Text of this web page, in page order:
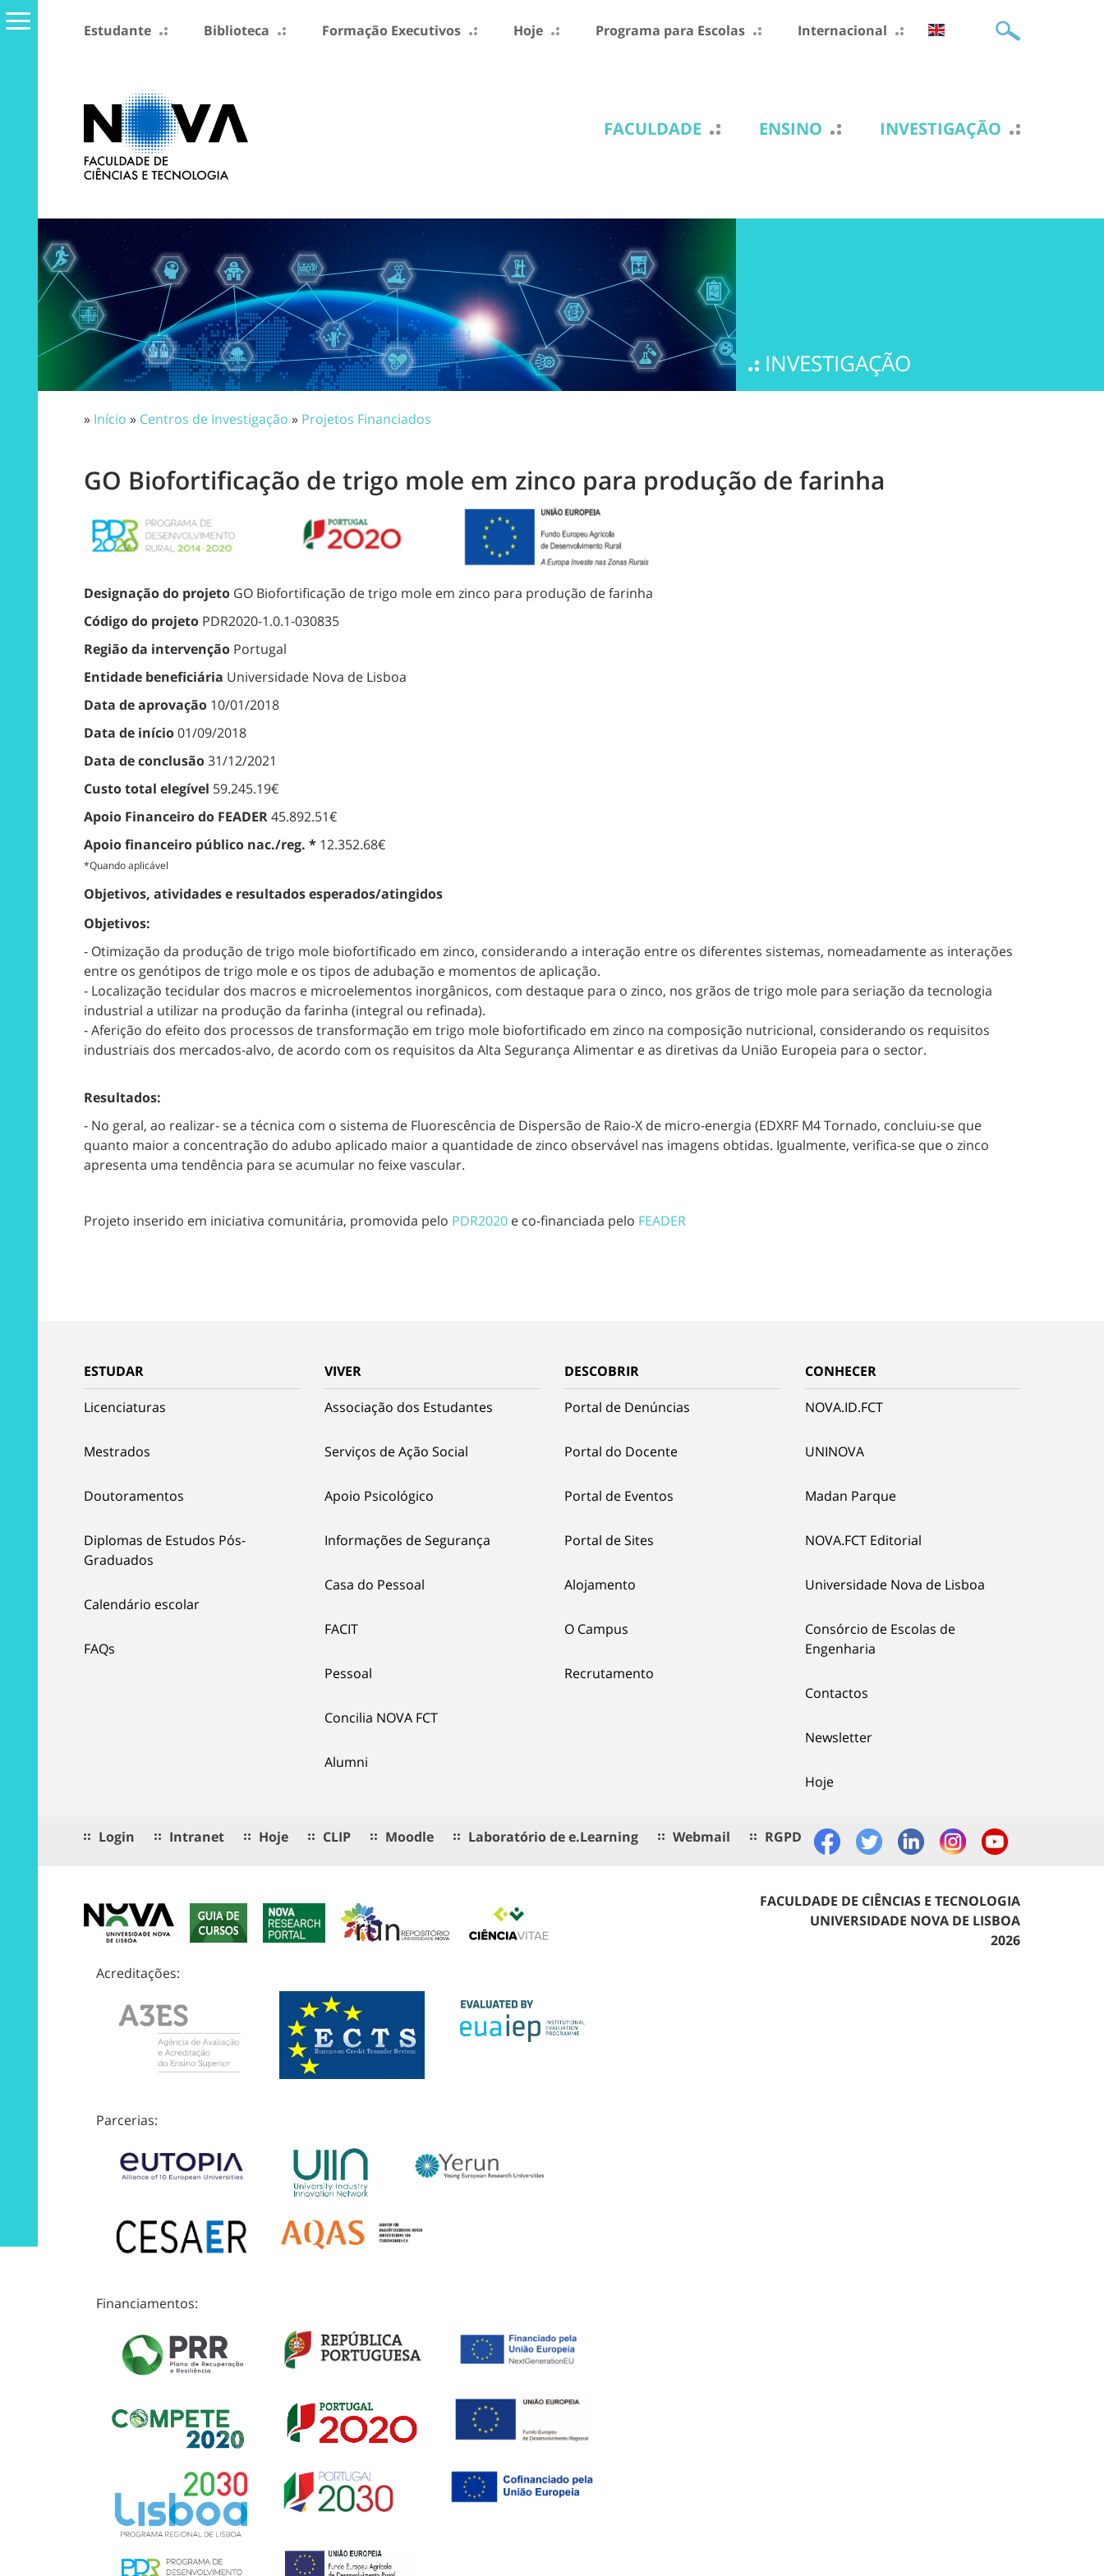
Estudante Biblioteca Formação Executivos Hoje Programa para Escolas Internacional
FACULDADE ENSINO INVESTIGAÇÃO
INVESTIGAÇÃO
» Início » Centros de Investigação » Projetos Financiados
GO Biofortificação de trigo mole em zinco para produção de farinha
Designação do projeto GO Biofortificação de trigo mole em zinco para produção de farinha
Código do projeto PDR2020-1.0.1-030835
Região da intervenção Portugal
Entidade beneficiária Universidade Nova de Lisboa
Data de aprovação 10/01/2018
Data de início01/09/2018
Data de conclusão31/12/2021
Custo total elegível 59.245.19€
Apoio Financeiro do FEADER45.892.51€
Apoio financeiro público nac./reg. * 12.352.68€
*Quando aplicável
Objetivos, atividades e resultados esperados/atingidos
Objetivos:
- Otimização da produção de trigo mole biofortificado em zinco, considerando a interação entre os diferentes sistemas, nomeadamente as interações
entre os genótipos de trigo mole e os tipos de adubação e momentos de aplicação.
- Localização tecidular dos macros e microelementos inorgânicos, com destaque para o zinco, nos grãos de trigo mole para seriação da tecnologia
industrial a utilizar na produção da farinha (integral ou refinada).
- Aferição do efeito dos processos de transformação em trigo mole biofortificado em zinco na composição nutricional, considerando os requisitos
industriais dos mercados-alvo, de acordo com os requisitos da Alta Segurança Alimentar e as diretivas da União Europeia para o sector.
Resultados:
- No geral, ao realizar- se a técnica com o sistema de Fluorescência de Dispersão de Raio-X de micro-energia (EDXRF M4 Tornado, concluiu-se que
quanto maior a concentração do adubo aplicado maior a quantidade de zinco observável nas imagens obtidas. Igualmente, verifica-se que o zinco
apresenta uma tendência para se acumular no feixe vascular.
Projeto inserido em iniciativa comunitária, promovida pelo PDR2020 e co-financiada pelo FEADER
ESTUDAR
Licenciaturas
Mestrados
Doutoramentos
Diplomas de Estudos Pós-
Graduados
Calendário escolar
FAQs
VIVER
Associação dos Estudantes
Serviços de Ação Social
Apoio Psicológico
Informações de Segurança
Casa do Pessoal
FACIT
Pessoal
Concilia NOVA FCT
Alumni
DESCOBRIR
Portal de Denúncias
Portal do Docente
Portal de Eventos
Portal de Sites
Alojamento
O Campus
Recrutamento
CONHECER
NOVA.ID.FCT
UNINOVA
Madan Parque
NOVA.FCT Editorial
Universidade Nova de Lisboa
Consórcio de Escolas de
Engenharia
Contactos
Newsletter
Hoje
Login Intranet Hoje CLIP Moodle Laboratório de e.Learning Webmail RGPD
Acreditações:
Parcerias:
Financiamentos:
FACULDADE DE CIÊNCIAS E TECNOLOGIA
UNIVERSIDADE NOVA DE LISBOA
2026